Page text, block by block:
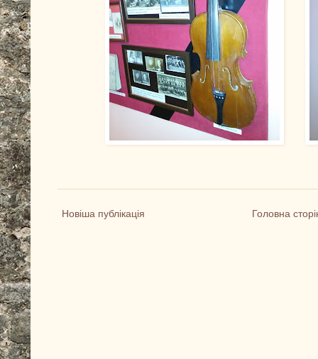
Новіша публікація Головна